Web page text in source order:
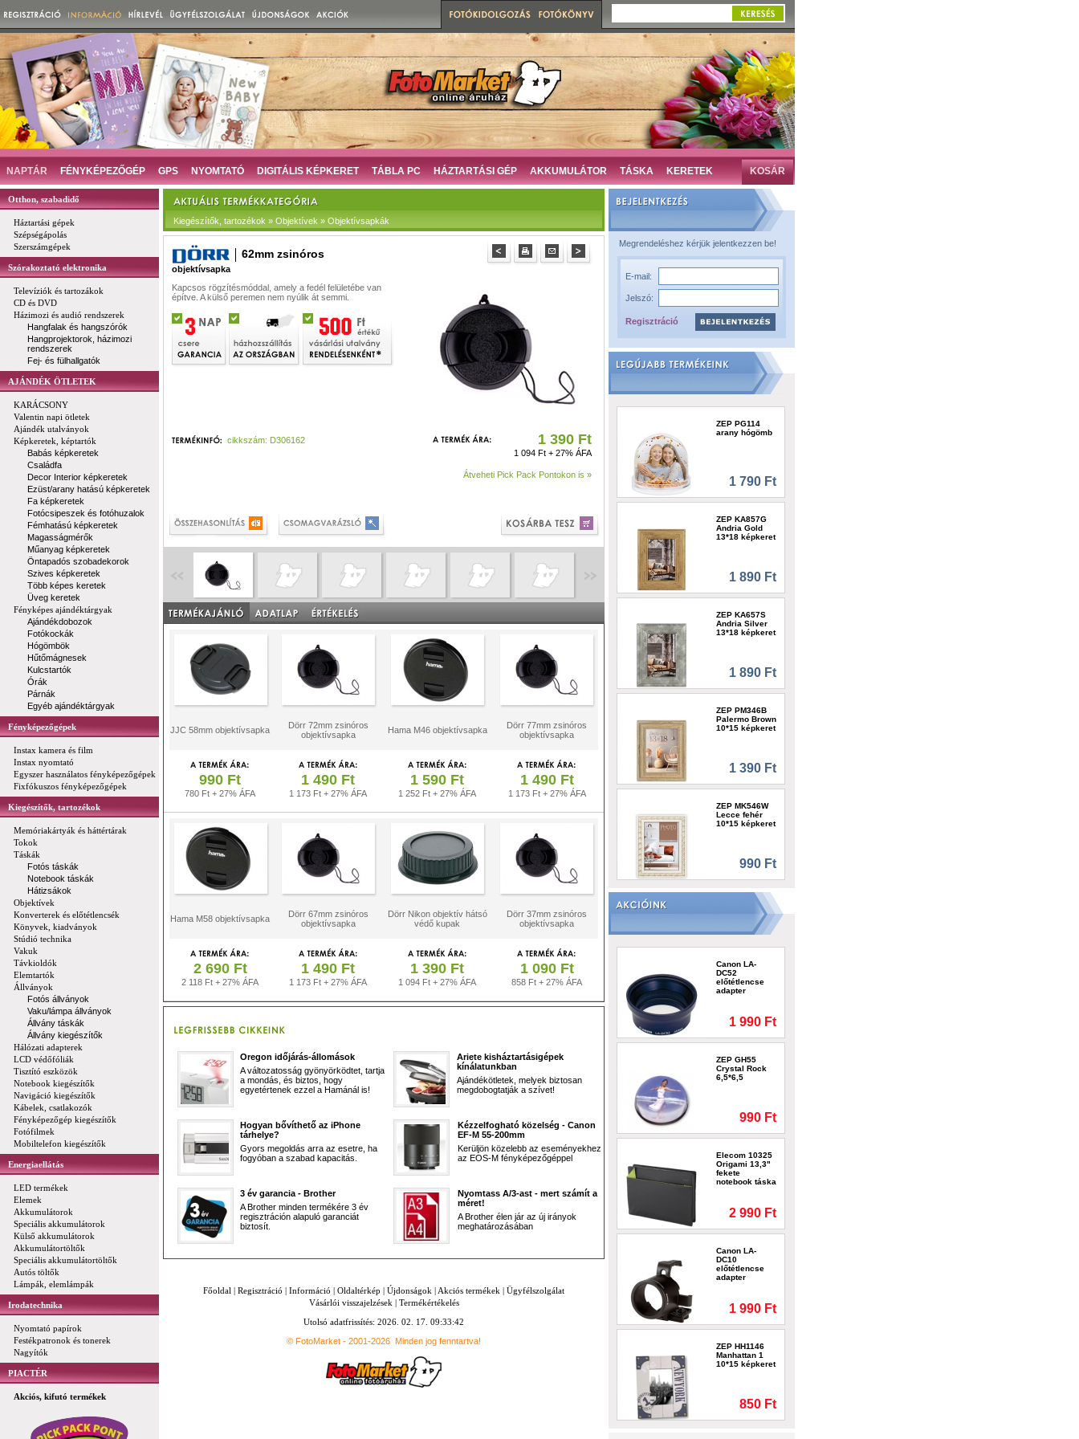
NAPTÁR FÉNYKÉPEZŐGÉP GPS NYOMTATÓ DIGITÁLIS KÉPKERET TÁBLA PC HÁZTARTÁSI GÉP AKKUMULÁTOR TÁSKA KERETEK KOSÁR
Otthon, szabadidő
Háztartási gépek
Szépségápolás
Szerszámgépek
Szórakoztató elektronika
Televíziók és tartozákok
CD és DVD
Házimozi és audió rendszerek
Hangfalak és hangszórók
Hangprojektorok, házimozi
rendszerek
Fej- és fülhallgatók
AJÁNDÉK ÖTLETEK
KARÁCSONY
Valentin napi ötletek
Ajándék utalványok
Képkeretek, képtartók
Babás képkeretek
Családfa
Decor Interior képkeretek
Ezüst/arany hatású képkeretek
Fa képkeretek
Fotócsipeszek és fotóhuzalok
Fémhatású képkeretek
Magasságmérők
Műanyag képkeretek
Öntapadós szobadekorok
Szives képkeretek
Több képes keretek
Üveg keretek
Fényképes ajándéktárgyak
Ajándékdobozok
Fotókockák
Hógömbök
Hűtőmágnesek
Kulcstartók
Órák
Párnák
Egyéb ajándéktárgyak
Fényképezőgépek
Instax kamera és film
Instax nyomtató
Egyszer használatos fényképezőgépek
Fixfókuszos fényképezőgépek
Kiegészítők, tartozékok
Memóriakártyák és háttértárak
Tokok
Táskák
Fotós táskák
Notebook táskák
Hátizsákok
Objektívek
Konverterek és előtétlencsék
Könyvek, kiadványok
Stúdió technika
Vakuk
Távkioldók
Elemtartók
Állványok
Fotós állványok
Vaku/lámpa állványok
Állvány táskák
Állvány kiegészítők
Hálózati adapterek
LCD védőfóliák
Tisztító eszközök
Notebook kiegészítők
Navigáció kiegészítők
Kábelek, csatlakozók
Fényképezőgép kiegészítők
Fotófilmek
Mobiltelefon kiegészítők
Energiaellátás
LED termékek
Elemek
Akkumulátorok
Speciális akkumulátorok
Külső akkumulátorok
Akkumulátortöltők
Speciális akkumulátortöltők
Autós töltők
Lámpák, elemlámpák
Irodatechnika
Nyomtató papírok
Festékpatronok és tonerek
Nagyítók
PIACTÉR
Akciós, kifutó termékek
Kiegészítők, tartozékok » Objektívek » Objektívsapkák
62mm zsinóros
objektívsapka
Kapcsos rögzítésmóddal, amely a fedél felületébe van
építve. A külső peremen nem nyúlik át semmi.
cikkszám: D306162 1 390 Ft
1 094 Ft + 27% ÁFA
Átveheti Pick Pack Pontokon is »
JJC 58mm objektívsapka
Dörr 72mm zsinóros
objektívsapka
Hama M46 objektívsapka
Dörr 77mm zsinóros
objektívsapka
990 Ft
780 Ft + 27% ÁFA
1 490 Ft
1 173 Ft + 27% ÁFA
1 590 Ft
1 252 Ft + 27% ÁFA
1 490 Ft
1 173 Ft + 27% ÁFA
Hama M58 objektívsapka
Dörr 67mm zsinóros
objektívsapka
Dörr Nikon objektív hátsó
védő kupak
Dörr 37mm zsinóros
objektívsapka
2 690 Ft
2 118 Ft + 27% ÁFA
1 490 Ft
1 173 Ft + 27% ÁFA
1 390 Ft
1 094 Ft + 27% ÁFA
1 090 Ft
858 Ft + 27% ÁFA
Oregon időjárás-állomások
A változatosság gyönyörködtet, tartja
a mondás, és biztos, hogy
egyetértenek ezzel a Hamánál is!
Ariete kisháztartásigépek
kínálatunkban
Ajándékötletek, melyek biztosan
megdobogtatják a szívet!
Hogyan bővíthető az iPhone
tárhelye?
Gyors megoldás arra az esetre, ha
fogyóban a szabad kapacitás.
Kézzelfogható közelség - Canon
EF-M 55-200mm
Kerüljön közelebb az eseményekhez
az EOS-M fényképezőgéppel
3 év garancia - Brother
A Brother minden termékére 3 év
regisztráción alapuló garanciát
biztosít.
Nyomtass A/3-ast - mert számít a
méret!
A Brother élen jár az új irányok
meghatározásában
Főoldal | Regisztráció | Információ | Oldaltérkép | Újdonságok | Akciós termékek | Ügyfélszolgálat
Vásárlói visszajelzések | Termékértékelés
Utolsó adatfrissítés: 2026. 02. 17. 09:33:42
© FotoMarket - 2001-2026 Minden jog fenntartva!
Megrendeléshez kérjük jelentkezzen be!
E-mail:
Jelszó:
Regisztráció
ZEP PG114
arany hógömb
1 790 Ft
ZEP KA857G
Andria Gold
13*18 képkeret
1 890 Ft
ZEP KA657S
Andria Silver
13*18 képkeret
1 890 Ft
ZEP PM346B
Palermo Brown
10*15 képkeret
1 390 Ft
ZEP MK546W
Lecce fehér
10*15 képkeret
990 Ft
Canon LA-
DC52
előtétlencse
adapter
1 990 Ft
ZEP GH55
Crystal Rock
6,5*6,5
990 Ft
Elecom 10325
Origami 13,3"
fekete
notebook táska
2 990 Ft
Canon LA-
DC10
előtétlencse
adapter
1 990 Ft
ZEP HH1146
Manhattan 1
10*15 képkeret
850 Ft